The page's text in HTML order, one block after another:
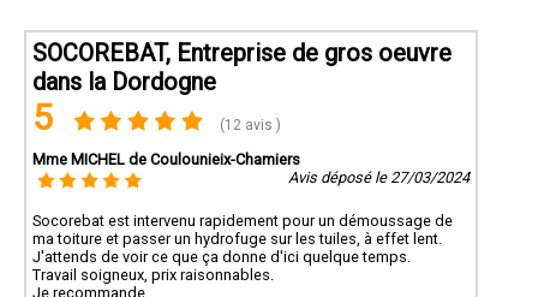
SOCOREBAT, Entreprise de gros oeuvre
dans la Dordogne
5 (12 avis )
Mme MICHEL de Coulounieix-Chamiers
Avis déposé le 27/03/2024
Socorebat est intervenu rapidement pour un démoussage de
ma toiture et passer un hydrofuge sur les tuiles, à effet lent.
J'attends de voir ce que ça donne d'ici quelque temps.
Travail soigneux, prix raisonnables.
Je recommande